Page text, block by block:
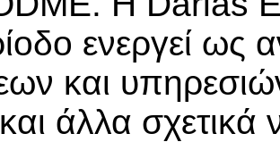
ενεργεί ως
και
άλλα σχετικά